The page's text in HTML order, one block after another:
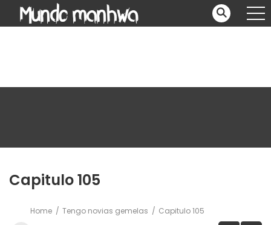
Capitulo 105
Home Tengo novias gemelas Capitulo 105